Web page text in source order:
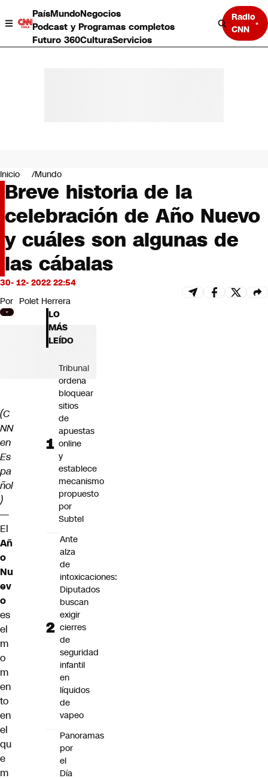
PaísMundoNegocios
Podcast y Programas completos
Futuro 360CulturaServicios
Radio
CNN
Negocios
Deportes
Programas completos
Cultura
Servicios
Bits
CNN Data
CNN tiempo
Futuro 360
Inicio Mundo
Breve historia de la
celebración de Año Nuevo
y cuáles son algunas de
las cábalas
30- 12- 2022 22:54
Por Polet Herrera
(C
NN
en
Es
pa
ñol
)
—
El
Añ
o
Nu
ev
o
es
el
m
o
m
en
to
en
el
qu
e
m
LO
MÁS
LEÍDO
Tribunal
ordena
bloquear
sitios
de
apuestas
online
y
establece
mecanismo
propuesto
por
Subtel
Ante
alza
de
intoxicaciones:
Diputados
buscan
exigir
cierres
de
seguridad
infantil
en
líquidos
de
vapeo
Panoramas
por
el
Día